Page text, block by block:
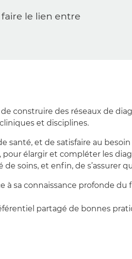
faire le lien entre
construire des réseaux de
et disciplines.
santé, et de satisfaire au
élargir et compléter les
soins, et enfin, de s’assurer
à sa connaissance profonde
partagé de bonnes